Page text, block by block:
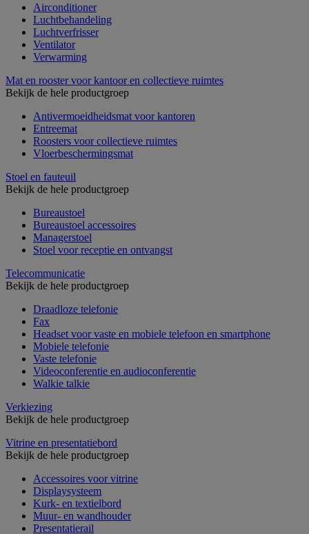
Airconditioner
Luchtbehandeling
Luchtverfrisser
Ventilator
Verwarming
Mat en rooster voor kantoor en collectieve ruimtes
Bekijk de hele productgroep
Antivermoeidheidsmat voor kantoren
Entreemat
Roosters voor collectieve ruimtes
Vloerbeschermingsmat
Stoel en fauteuil
Bekijk de hele productgroep
Bureaustoel
Bureaustoel accessoires
Managerstoel
Stoel voor receptie en ontvangst
Telecommunicatie
Bekijk de hele productgroep
Draadloze telefonie
Fax
Headset voor vaste en mobiele telefoon en smartphone
Mobiele telefonie
Vaste telefonie
Videoconferentie en audioconferentie
Walkie talkie
Verkiezing
Bekijk de hele productgroep
Vitrine en presentatiebord
Bekijk de hele productgroep
Accessoires voor vitrine
Displaysysteem
Kurk- en textielbord
Muur- en wandhouder
Presentatierail